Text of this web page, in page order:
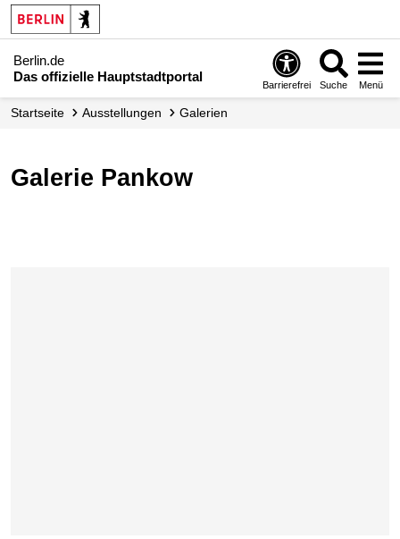
Berlin.de
Das offizielle Hauptstadtportal
Barrierefrei Suche Menü
Startseite Ausstellungen Galerien
Galerie Pankow